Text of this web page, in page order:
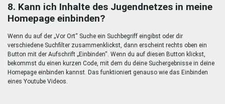
8. Kann ich Inhalte des Jugendnetzes in meine
Homepage einbinden?
Wenn du auf der „Vor Ort“ Suche ein Suchbegriff eingibst oder dir
verschiedene Suchfilter zusammenklickst, dann erscheint rechts oben ein
Button mit der Aufschrift „Einbinden“. Wenn du auf diesen Button klickst,
bekommst du einen kurzen Code, mit dem du deine Suchergebnisse in deine
Homepage einbinden kannst. Das funktioniert genauso wie das Einbinden
eines Youtube Videos.